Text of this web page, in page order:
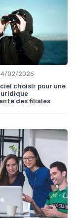
02/2026
choisir pour une
des filiales